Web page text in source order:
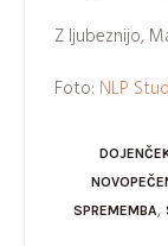
Z ljubeznijo,
Foto: NLP
SPREMEMBA,